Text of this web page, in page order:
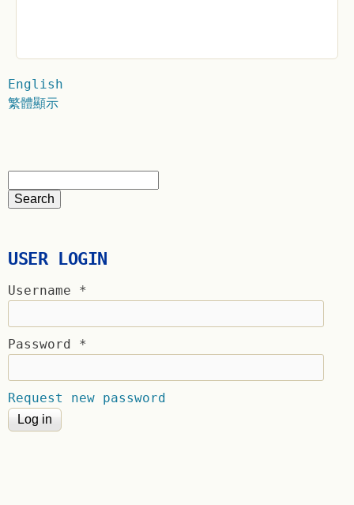
English
繁體顯示
USER LOGIN
Username *
Password *
Request new password